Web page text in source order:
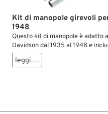
Kit di manopole girevoli
1948
Questo kit di manopole è adatto
Davidson dal 1935 al 1948 e
componenti necessari per
correttamente l’interno del
leggi …